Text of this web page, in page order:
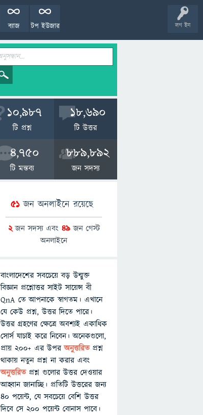
লগ ইন
টপ ইউজার
ব্যাজ
10,987
টি প্রশ্ন
18,690
টি উত্তর
4,750
টি মন্তব্য
889,892
জন সদস্য
51জন অনলাইনে রয়েছে
2জন সদস্য এবং 49জন গেস্ট
অনলাইনে
বাংলাদেশের সবচেয়ে বড় উন্মুক্ত
বিজ্ঞান প্রশ্নোত্তর সাইট সায়েন্স বী
QnA তে আপনাকে স্বাগতম। এখানে
যে কেউ প্রশ্ন, উত্তর দিতে পারে।
উত্তর গ্রহণের ক্ষেত্রে অবশ্যই একাধিক
সোর্স যাচাই করে নিবেন। অনেকগুলো,
প্রায় ২০০+ এর উপরঅনুত্তরিতপ্রশ্ন
থাকায় নতুন প্রশ্ন না করার এবং
অনুত্তরিত প্রশ্ন গুলোর উত্তর দেওয়ার
আহ্বান জানাচ্ছি। প্রতিটি উত্তরের জন্য
৪০ পয়েন্ট, যে সবচেয়ে বেশি উত্তর
দিবে সে ২০০ পয়েন্ট বোনাস পাবে।